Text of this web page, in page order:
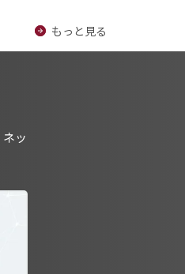
もっと見る
ッ